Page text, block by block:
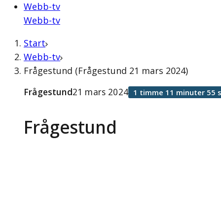
Webb-tv
Webb-tv
Start
Webb-tv
Frågestund (Frågestund 21 mars 2024)
Frågestund
Frågestund21 mars 2024 1 timme 11 minuter 55